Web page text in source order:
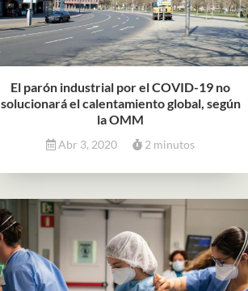
El parón industrial por el COVID-19 no
solucionará el calentamiento global, según
la OMM
Abr 3, 2020 2 minutos